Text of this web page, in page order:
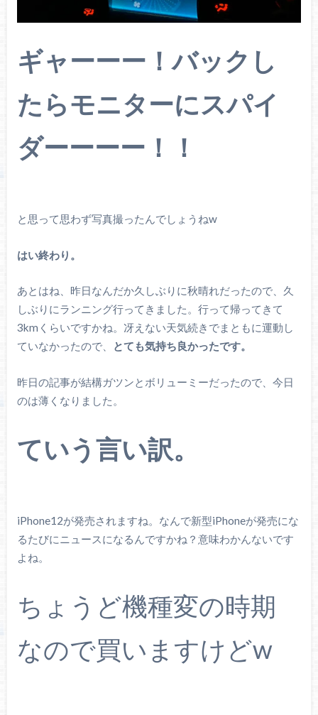
ギャーーー！バックし
たらモニターにスパイ
ダーーーー！！
と思って思わず写真撮ったんでしょうねw
はい終わり。
あとはね、昨日なんだか久しぶりに秋晴れだったので、久
しぶりにランニング行ってきました。行って帰ってきて
3kmくらいですかね。冴えない天気続きでまともに運動し
ていなかったので、
とても気持ち良かったです。
昨日の記事が結構ガツンとボリューミーだったので、今日
のは薄くなりました。
ていう言い訳。
iPhone12が発売されますね。なんで新型iPhoneが発売にな
るたびにニュースになるんですかね？意味わかんないです
よね。
ちょうど機種変の時期
なので買いますけどw